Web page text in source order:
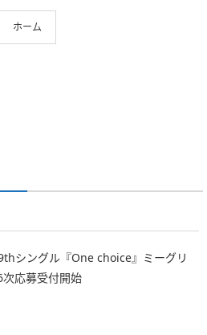
ホーム
シングル『One choice』ミーグリ
応募受付開始